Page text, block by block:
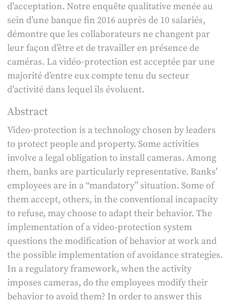
d’acceptation. Notre enquête qualitative menée au
sein d’une banque fin 2016 auprès de 10 salariés,
démontre que les collaborateurs ne changent par
leur façon d’être et de travailler en présence de
caméras. La vidéo-protection est acceptée par une
majorité d’entre eux compte tenu du secteur
d’activité dans lequel ils évoluent.
Abstract
Video-protection is a technology chosen by leaders
to protect people and property. Some activities
involve a legal obligation to install cameras. Among
them, banks are particularly representative. Banks’
employees are in a “mandatory” situation. Some of
them accept, others, in the conventional incapacity
to refuse, may choose to adapt their behavior. The
implementation of a video-protection system
questions the modification of behavior at work and
the possible implementation of avoidance strategies.
In a regulatory framework, when the activity
imposes cameras, do the employees modify their
behavior to avoid them? In order to answer this